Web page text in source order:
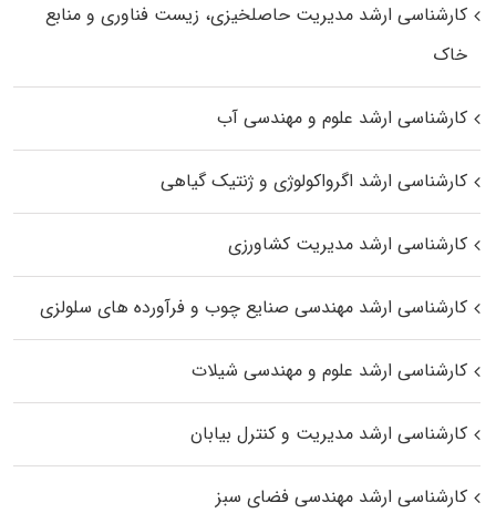
کارشناسی ارشد مدیریت حاصلخیزی، زیست فناوری و منابع
خاک
کارشناسی ارشد علوم و مهندسی آب
کارشناسی ارشد اگرواکولوژی و ژنتیک گیاهی
کارشناسی ارشد مدیریت کشاورزی
کارشناسی ارشد مهندسی صنایع چوب و فرآورده‌ های سلولزی
کارشناسی ارشد علوم و مهندسی شیلات
کارشناسی ارشد مدیریت و کنترل بیابان
کارشناسی ارشد مهندسی فضای سبز